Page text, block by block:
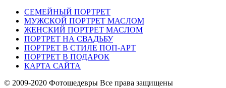
СЕМЕЙНЫЙ ПОРТРЕТ
МУЖСКОЙ ПОРТРЕТ МАСЛОМ
ЖЕНСКИЙ ПОРТРЕТ МАСЛОМ
ПОРТРЕТ НА СВАДЬБУ
ПОРТРЕТ В СТИЛЕ ПОП-АРТ
ПОРТРЕТ В ПОДАРОК
КАРТА САЙТА
© 2009-2020 Фотошедевры Все права защищены